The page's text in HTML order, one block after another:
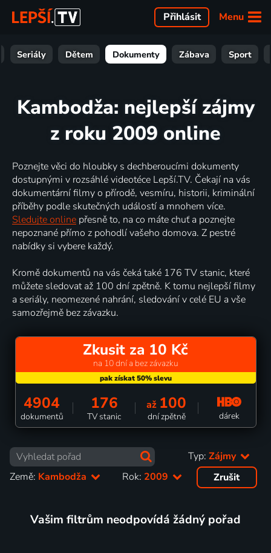
Menu
Přihlásit
Seriály Dětem Dokumenty Zábava Sport
Kambodža: nejlepší zájmy
z roku 2009 online
Poznejte věci do hloubky s dechberoucími dokumenty
dostupnými v rozsáhlé videotéce Lepší.TV. Čekají na vás
dokumentární filmy o přírodě, vesmíru, historii, kriminální
příběhy podle skutečných událostí a mnohem více.
Sledujte online přesně to, na co máte chuť a poznejte
nepoznané přímo z pohodlí vašeho domova. Z pestré
nabídky si vybere každý.
Kromě dokumentů na vás čeká také 176 TV stanic, které
můžete sledovat až 100 dní zpětně. K tomu nejlepší filmy
a seriály, neomezené nahrání, sledování v celé EU a vše
samozřejmě bez závazku.
Zkusit za 10 Kč
na 10 dní a bez závazku
4904
dokumentů
176
TV stanic
až 100
dní zpětně dárek
Typ: Zájmy
Země: Kambodža Rok: 2009 Zrušit
Vašim filtrům neodpovídá žádný pořad